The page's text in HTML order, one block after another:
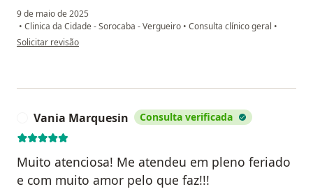
9 de maio de 2025
• Clinica da Cidade - Sorocaba - Vergueiro • Consulta clínico geral •
na opinião do utilizador Josélia Henrique
Solicitar revisão
Vania Marquesin Consulta verificada
Muito atenciosa! Me atendeu em pleno feriado
e com muito amor pelo que faz!!!